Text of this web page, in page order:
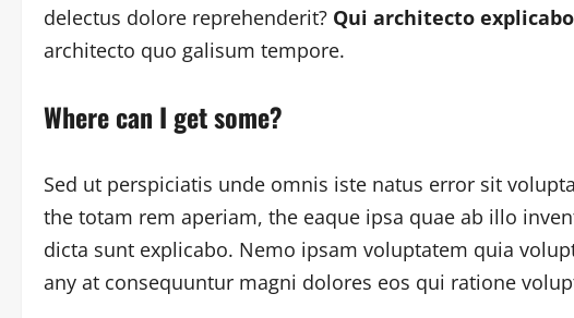
delectus dolore reprehenderit? Qui architecto
architecto quo galisum tempore.
Where can I get some?
Sed ut perspiciatis unde omnis iste natus error sit
the totam rem aperiam, the eaque ipsa quae ab illo
dicta sunt explicabo. Nemo ipsam voluptatem quia
any at consequuntur magni dolores eos qui ratione